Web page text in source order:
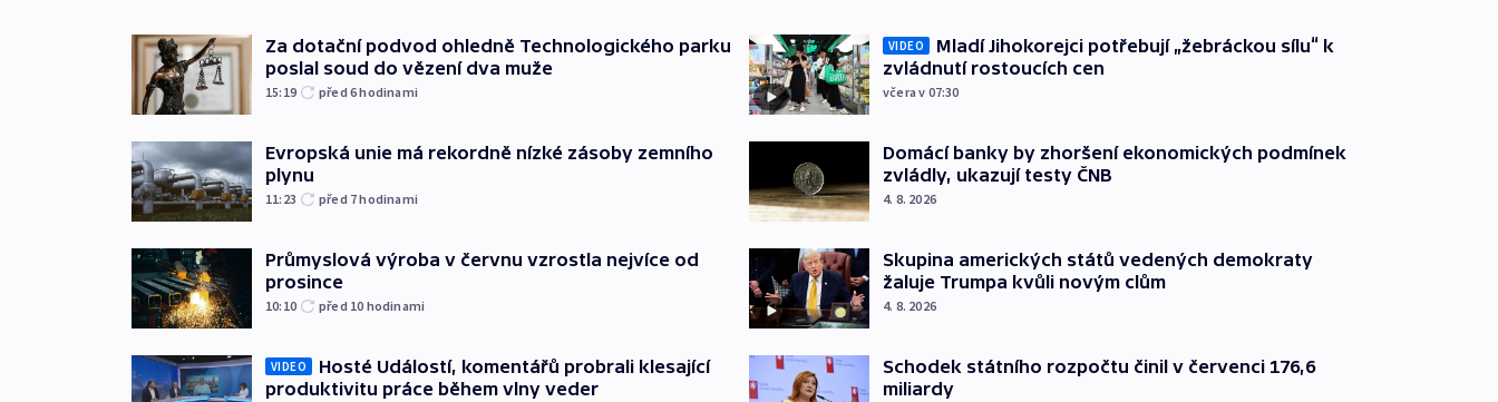
Za dotační podvod ohledně Technologického parku
poslal soud do vězení dva muže
15:19 před 6hodinami
Evropská unie má rekordně nízké zásoby zemního
plynu
11:23 před 7hodinami
Průmyslová výroba v červnu vzrostla nejvíce od
prosince
10:10 před 10 hodinami
VIDEO
Hosté Událostí, komentářů probrali klesající
produktivitu práce během vlny veder
VIDEO
Mladí Jihokorejci potřebují „žebráckou sílu“ k
zvládnutí rostoucích cen
včera v 07:30
Domácí banky by zhoršení ekonomických podmínek
zvládly, ukazují testy ČNB
4. 8. 2026
Skupina amerických států vedených demokraty
žaluje Trumpa kvůli novým clům
4. 8. 2026
Schodek státního rozpočtu činil v červenci 176,6
miliardy